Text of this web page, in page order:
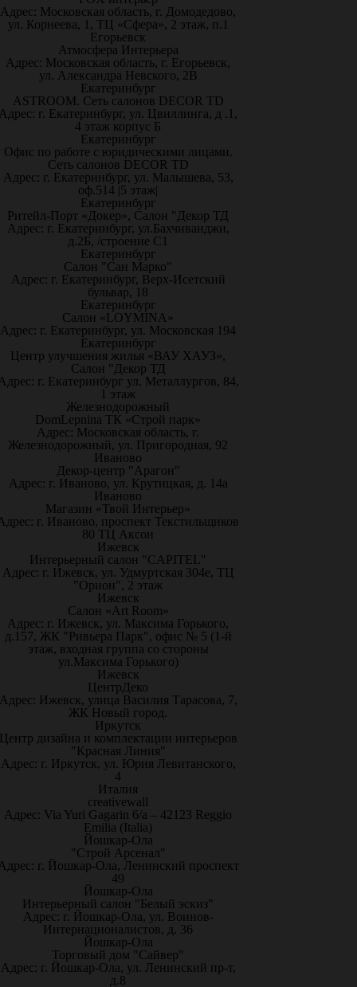
Адрес: Московская область, г. Домодедово,
ул. Корнеева, 1, ТЦ «Сфера», 2 этаж, п.1
Егорьевск
Атмосфера Интерьера
Адрес: Московская область, г. Егорьевск,
ул. Александра Невского, 2В
Екатеринбург
ASTROOM. Сеть салонов DECOR TD
г. Екатеринбург, ул. Цвиллинга, д .1,
4 этаж корпус Б
Екатеринбург
Офис по работе с юридическими лицами.
Сеть салонов DECOR TD
Адрес: г. Екатеринбург, ул. Малышева, 53,
оф.514 |5 этаж|
Екатеринбург
Ритейл-Порт «Докер», Салон "Декор ТД
Адрес: г. Екатеринбург, ул.Бахчиванджи,
д.2Б, /строение С1
Екатеринбург
Салон "Сан Марко"
Адрес: г. Екатеринбург, Верх-Исетский
бульвар, 18
Екатеринбург
Салон «LOYMINA»
Адрес: г. Екатеринбург, ул. Московская 194
Екатеринбург
Центр улучшения жилья «ВАУ ХАУЗ»,
Салон "Декор ТД
г. Екатеринбург ул. Металлургов, 84,
1 этаж
Железнодорожный
DomLepnina ТК «Строй парк»
Адрес: Московская область, г.
Железнодорожный, ул. Пригородная, 92
Иваново
Декор-центр "Арагон"
Адрес: г. Иваново, ул. Крутицкая, д. 14а
Иваново
Магазин «Твой Интерьер»
г. Иваново, проспект Текстильщиков
80 ТЦ Аксон
Ижевск
Интерьерный салон "CAPITEL"
Адрес: г. Ижевск, ул. Удмуртская 304е, ТЦ
"Орион", 2 этаж
Ижевск
Салон «Art Room»
Адрес: г. Ижевск, ул. Максима Горького,
д.157, ЖК "Ривьера Парк", офис № 5 (1-й
этаж, входная группа со стороны
ул.Максима Горького)
Ижевск
ЦентрДеко
Ижевск, улица Василия Тарасова, 7,
ЖК Новый город.
Иркутск
дизайна и комплектации интерьеров
"Красная Линия"
Адрес: г. Иркутск, ул. Юрия Левитанского,
4
Италия
creativewall
Адрес: Via Yuri Gagarin 6/a – 42123 Reggio
Emilia (Italia)
Йошкар-Ола
"Строй Арсенал"
г. Йошкар-Ола, Ленинский проспект
49
Йошкар-Ола
Интерьерный салон "Белый эскиз"
Адрес: г. Йошкар-Ола, ул. Воинов-
Интернационалистов, д. 36
Йошкар-Ола
Торговый дом "Сайвер"
Адрес: г. Йошкар-Ола, ул. Ленинский пр-т,
д.8